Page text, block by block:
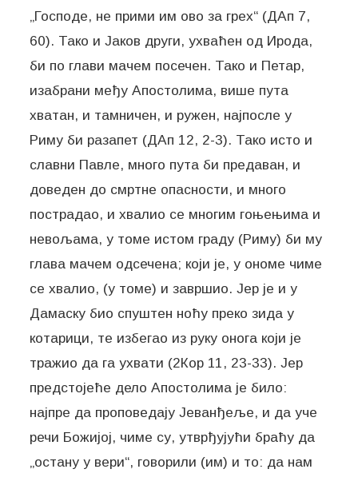
„Господе, не прими им ово за грех“ (ДАп 7,
60). Тако и Јаков други, ухваћен од Ирода,
би по глави мачем посечен. Тако и Петар,
изабрани међу Апостолима, више пута
хватан, и тамничен, и ружен, најпосле у
Риму би разапет (ДАп 12, 2-3). Тако исто и
славни Павле, много пута би предаван, и
доведен до смртне опасности, и много
пострадао, и хвалио се многим гоњењима и
невољама, у томе истом граду (Риму) би му
глава мачем одсечена; који је, у ономе чиме
се хвалио, (у томе) и завршио. Јер је и у
Дамаску био спуштен ноћу преко зида у
котарици, те избегао из руку онога који је
тражио да га ухвати (2Кор 11, 23-33). Јер
предстојеће дело Апостолима је било:
најпре да проповедају Јеванђеље, и да уче
речи Божијој, чиме су, утврђујући браћу да
„остану у вери“, говорили (им) и то: да нам